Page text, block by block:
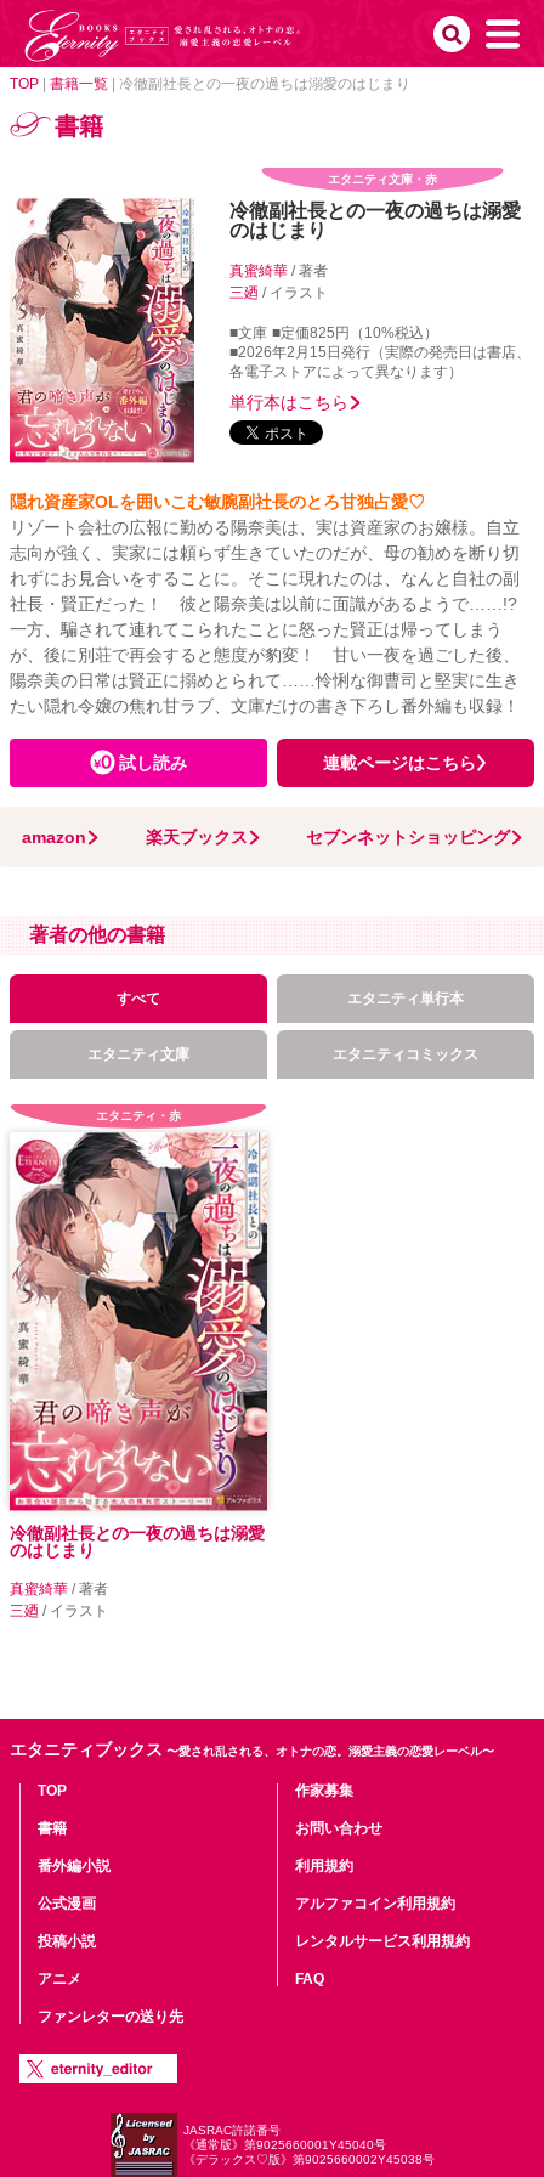
TOP 書籍一覧 冷徹副社長との一夜の過ちは溺愛のはじまり
書籍
エタニティ文庫・赤
冷徹副社長との一夜の過ちは溺愛
のはじまり
真蜜綺華/ 著者
三廼 / イラスト
■文庫 ■定価825円（10%税込）
■2026年2月15日発行（実際の発売日は書店、
各電子ストアによって異なります）
単行本はこちら
隠れ資産家OLを囲いこむ敏腕副社長のとろ甘独占愛♡
リゾート会社の広報に勤める陽奈美は、実は資産家のお嬢様。自立
志向が強く、実家には頼らず生きていたのだが、母の勧めを断り切
れずにお見合いをすることに。そこに現れたのは、なんと自社の副
社長・賢正だった！ 彼と陽奈美は以前に面識があるようで……!?
一方、騙されて連れてこられたことに怒った賢正は帰ってしまう
が、後に別荘で再会すると態度が豹変！ 甘い一夜を過ごした後、
陽奈美の日常は賢正に搦めとられて……怜悧な御曹司と堅実に生き
たい隠れ令嬢の焦れ甘ラブ、文庫だけの書き下ろし番外編も収録！
試し読み 連載ページはこちら
amazon 楽天ブックス セブンネットショッピング
著者の他の書籍
すべて エタニティ単行本
エタニティ文庫 エタニティコミックス
エタニティ・赤
冷徹副社長との一夜の過ちは溺愛
のはじまり
真蜜綺華 / 著者
三廼 / イラスト
エタニティブックス 〜愛され乱される、オトナの恋。溺愛主義の恋愛レーベル〜
TOP
書籍
番外編小説
公式漫画
投稿小説
アニメ
ファンレターの送り先
作家募集
お問い合わせ
利用規約
アルファコイン利用規約
レンタルサービス利用規約
FAQ
JASRAC許諾番号
《通常版》第9025660001Y45040号
《デラックス♡版》第9025660002Y45038号